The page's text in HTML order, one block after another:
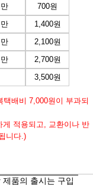
700원
1,400원
2,100원
2,700원
3,500원
배비 7,000원이 부과되
적용되고, 교환이나 반
니다.)
품의 출시는 구입